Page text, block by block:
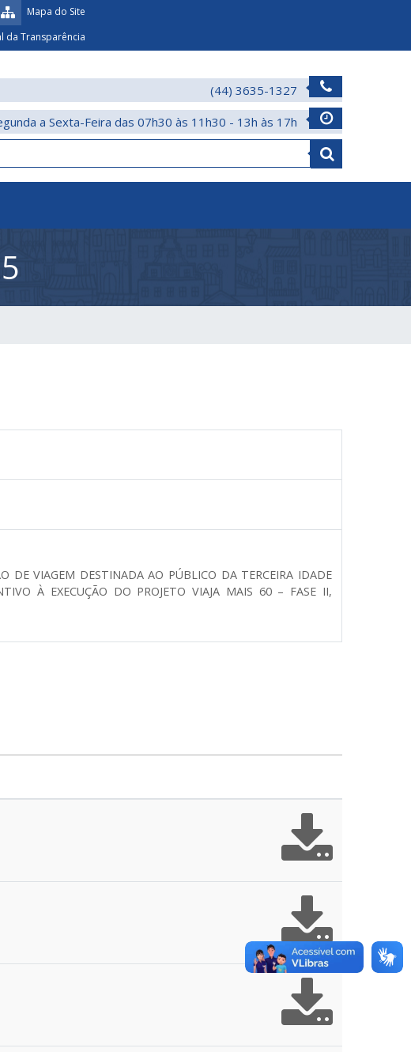
Mapa do Site
da Transparência
(44) 3635-1327
a Sexta-Feira das 07h30 às 11h30 - 13h às 17h
DE VIAGEM DESTINADA AO PÚBLICO DA TERCEIRA IDADE
À EXECUÇÃO DO PROJETO VIAJA MAIS 60 – FASE II,